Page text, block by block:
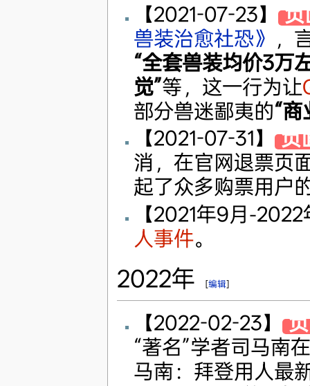
【2021-07-23】 负
兽装治愈社恐》 ，
“全套兽装均价3万
觉”等，这一行为让
部分兽迷鄙夷的“
【2021-07-31】 负
消，在官网退票页
起了众多购票用户
【2021年9月-2022
人事件。
2022年 [编辑]
【2022-02-23】
“著名”学者司马南
马南：拜登用人最